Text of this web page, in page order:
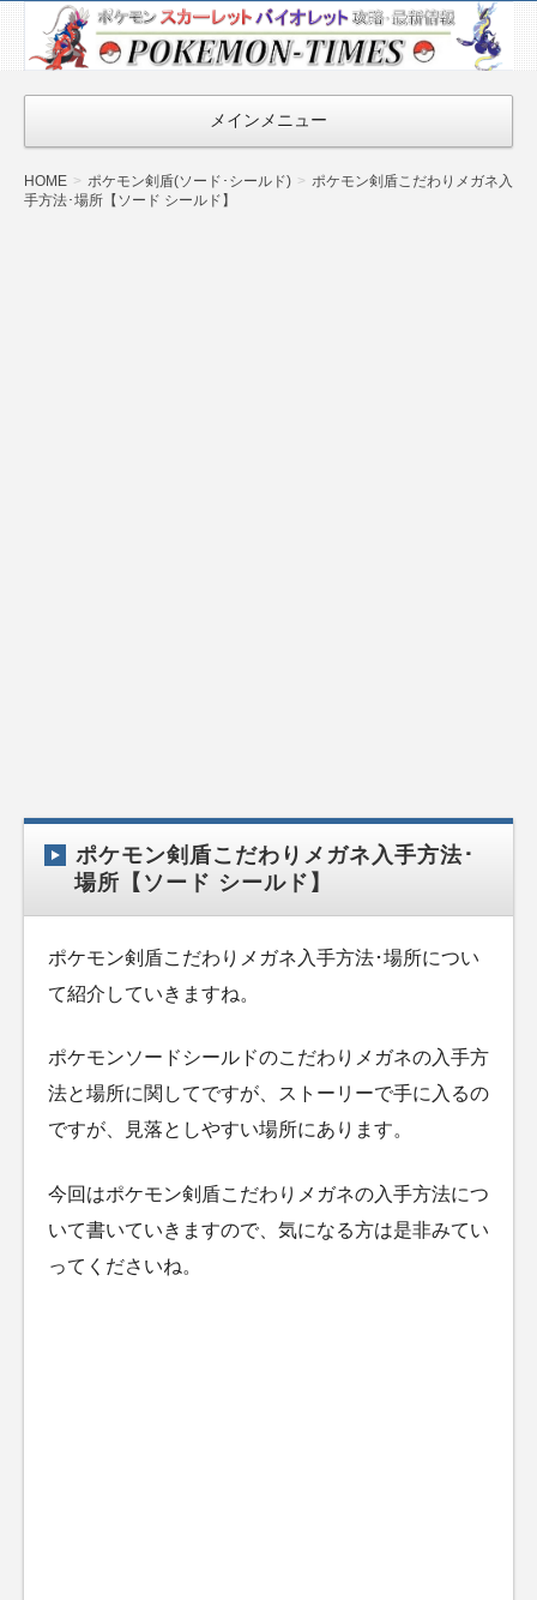
ポケモン最新
情報まとめ
『POKEMON-
TIMES』
メインメニュー
HOME ポケモン剣盾(ソード･シールド)
ポケモン剣盾こだわりメガネ入
手方法･場所【ソード シールド】
ポケモン剣盾こだわりメガネ入手方法･
場所【ソード シールド】
ポケモン剣盾こだわりメガネ入手方法･場所につい
て紹介していきますね。
ポケモンソードシールドのこだわりメガネの入手方
法と場所に関してですが、ストーリーで手に入るの
ですが、見落としやすい場所にあります。
今回はポケモン剣盾こだわりメガネの入手方法につ
いて書いていきますので、気になる方は是非みてい
ってくださいね。